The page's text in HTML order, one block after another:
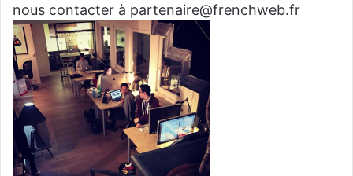
nous contacter à partenaire@frenchweb.fr